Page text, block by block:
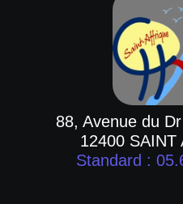
88, Avenue du
12400 SAINT
Standard :